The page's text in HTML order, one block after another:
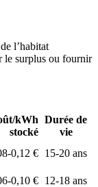
l’habitat
le surplus ou fournir
kWh
stocké
Durée de
vie
0,12 € 15-20 ans
0,10 € 12-18 ans